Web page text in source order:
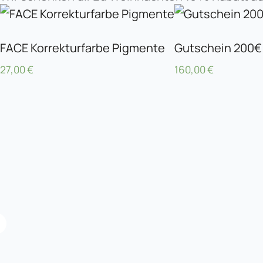
FACE Korrekturfarbe Pigmente
27,00€
Gutschein
160,00€